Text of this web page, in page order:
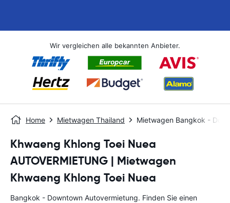
Wir vergleichen alle bekannten Anbieter.
Home Mietwagen Thailand Mietwagen Bangkok -
Khwaeng Khlong Toei Nuea
AUTOVERMIETUNG | Mietwagen
Khwaeng Khlong Toei Nuea
Bangkok - Downtown Autovermietung. Finden Sie einen